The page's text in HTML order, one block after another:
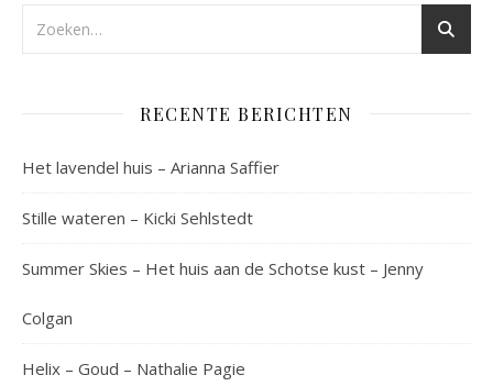
RECENTE BERICHTEN
Het lavendel huis – Arianna Saffier
Stille wateren – Kicki Sehlstedt
Summer Skies – Het huis aan de Schotse kust – Jenny
Colgan
Helix – Goud – Nathalie Pagie